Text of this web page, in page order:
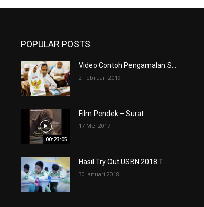
POPULAR POSTS
Video Contoh Pengamalan S...
2 Februari 2019
00:23:05
Film Pendek – Surat...
17 Mei 2017
Hasil Try Out USBN 2018 T...
30 Januari 2018